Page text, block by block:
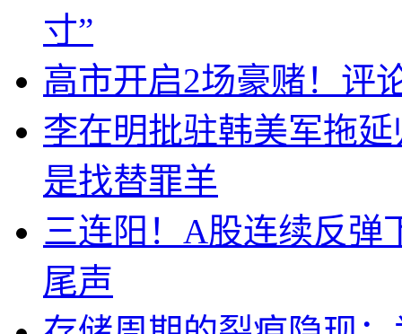
寸”
高市开启2场豪赌！评
李在明批驻韩美军拖
是找替罪羊
三连阳！A股连续反弹
尾声